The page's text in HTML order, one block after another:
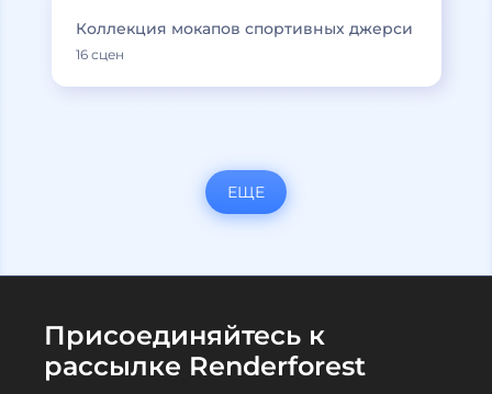
Коллекция мокапов спортивных джерси
16 сцен
ЕЩЕ
Присоединяйтесь к
рассылке Renderforest